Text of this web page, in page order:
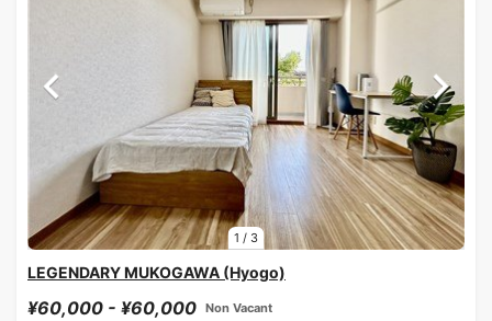
1 / 3
LEGENDARY MUKOGAWA (Hyogo)
¥60,000 - ¥60,000 Non Vacant